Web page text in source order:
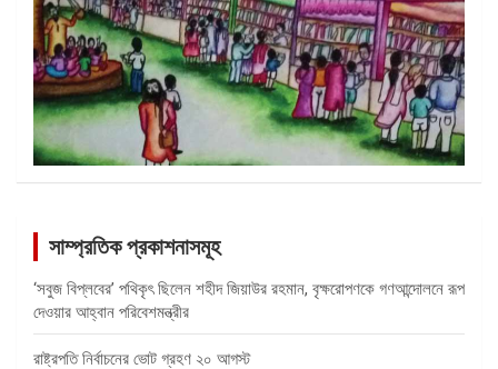
সাম্প্রতিক প্রকাশনাসমূহ
‘সবুজ বিপ্লবের’ পথিকৃৎ ছিলেন শহীদ জিয়াউর রহমান, বৃক্ষরোপণকে গণআন্দোলনে রূপ
দেওয়ার আহ্বান পরিবেশমন্ত্রীর
রাষ্ট্রপতি নির্বাচনের ভোট গ্রহণ ২০ আগস্ট